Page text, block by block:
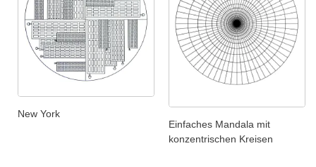
New York
Einfaches Mandala mit
konzentrischen Kreisen